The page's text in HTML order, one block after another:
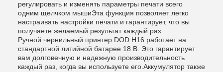
регулировать и изменять параметры печати всего
одним щелчком мышиЭта функция позволяет легко
настраивать настройки печати и гарантирует, что вы
получаете желаемый результат каждый раз.
Ручной чернильный принтер DOD H16 работает на
стандартной литийной батарее 18 В. Это гарантирует
вам долговечную и надежную производительность
каждый раз, когда вы используете его.Аккумулятор также